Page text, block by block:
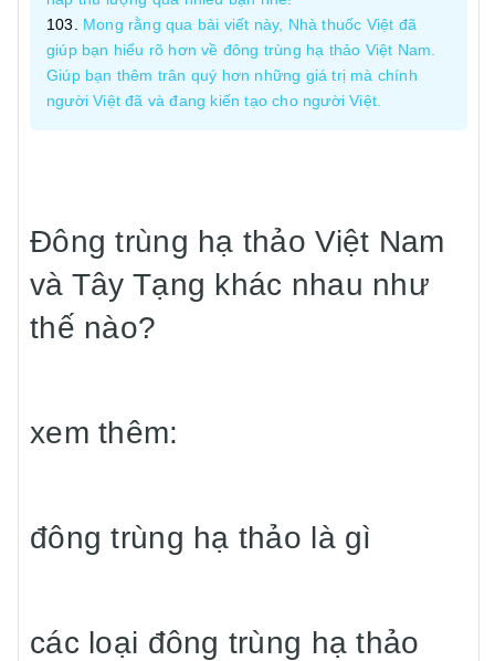
Mong rằng qua bài viết này, Nhà thuốc Việt đã
giúp bạn hiểu rõ hơn về đông trùng hạ thảo Việt Nam.
Giúp bạn thêm trân quý hơn những giá trị mà chính
người Việt đã và đang kiến tạo cho người Việt.
Đông trùng hạ thảo Việt Nam
và Tây Tạng khác nhau như
thế nào?
xem thêm:
đông trùng hạ thảo là gì
các loại đông trùng hạ thảo